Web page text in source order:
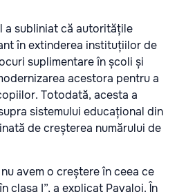
a subliniat că autoritățile
în extinderea instituțiilor de
suplimentare în școli și
acestora pentru a
Totodată, acesta a
sistemului educațional din
de creșterea numărului de
avem o creștere în ceea ce
clasa I”, a explicat Pavaloi. În